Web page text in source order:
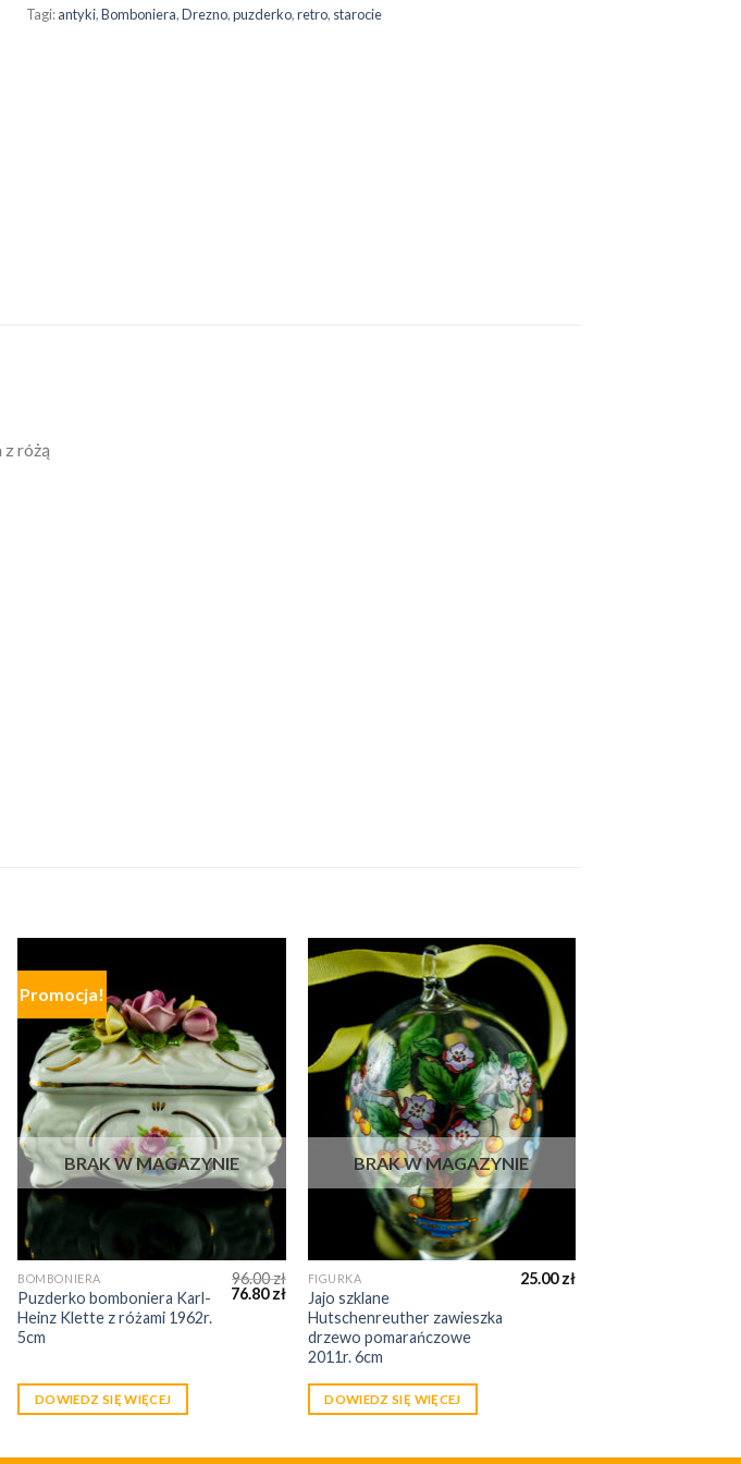
Tagi:antyki,Bomboniera,Drezno,puzderko,retro, starocie
różą
Promocja!
BRAK W MAGAZYNIE
BOMBONIERA
Puzderko bomboniera Karl-
Heinz Klette z różami 1962r.
5cm
96.00zł
76.80zł
DOWIEDZ SIĘ WIĘCEJ
BRAK W MAGAZYNIE
FIGURKA
Jajo szklane
Hutschenreuther zawieszka
drzewo pomarańczowe
2011r. 6cm
25.00zł
DOWIEDZ SIĘ WIĘCEJ